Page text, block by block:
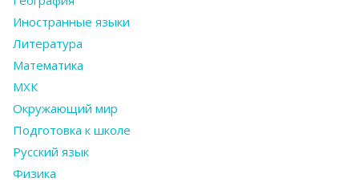
Иностранные языки
Литература
Математика
МХК
Окружающий мир
Подготовка к школе
Русский язык
Физика